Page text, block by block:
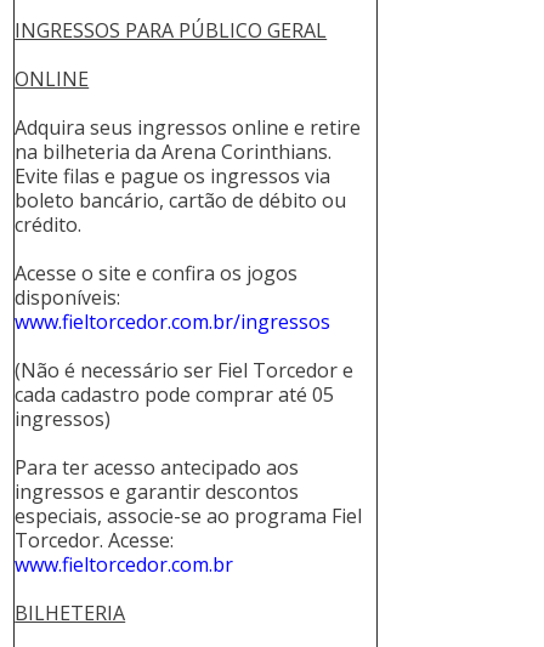
INGRESSOS PARA PÚBLICO GERAL
ONLINE
Adquira seus ingressos online e retire
na bilheteria da Arena Corinthians.
Evite filas e pague os ingressos via
boleto bancário, cartão de débito ou
crédito.
Acesse o site e confira os jogos
disponíveis:
www.fieltorcedor.com.br/ingressos
(Não é necessário ser Fiel Torcedor e
cada cadastro pode comprar até 05
ingressos)
Para ter acesso antecipado aos
ingressos e garantir descontos
especiais, associe-se ao programa Fiel
Torcedor. Acesse:
www.fieltorcedor.com.br
BILHETERIA